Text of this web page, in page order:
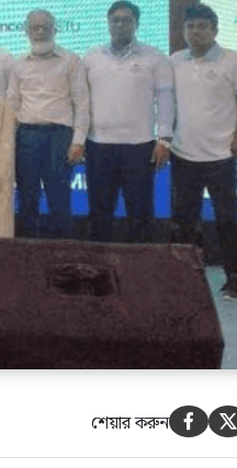
শেয়ার করুন  